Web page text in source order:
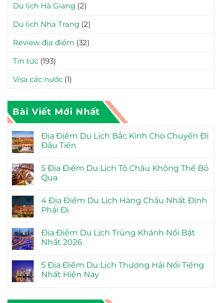
Du lịch Hà Giang (2)
Du lịch Nha Trang (2)
Review địa điểm (32)
Tin tức (193)
Visa các nước (1)
Bài Viết Mới Nhất
Địa Điểm Du Lịch Bắc Kinh Cho Chuyến Đi
Đầu Tiên
5 Địa Điểm Du Lịch Tô Châu Không Thể Bỏ
Qua
4 Địa Điểm Du Lịch Hàng Châu Nhất Định
Phải Đi
Địa Điểm Du Lịch Trùng Khánh Nổi Bật
Nhất 2026
5 Địa Điểm Du Lịch Thượng Hải Nổi Tiếng
Nhất Hiện Nay